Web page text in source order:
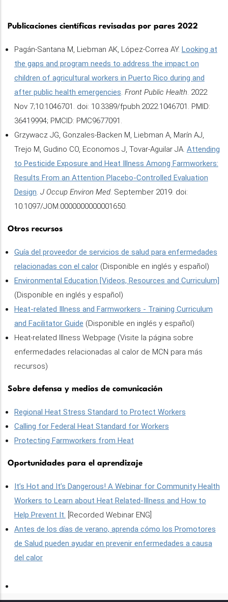
Publicaciones científicas revisadas por pares 2022
Pagán-Santana M, Liebman AK, López-Correa AY. Looking at
the gaps and program needs to address the impact on
children of agricultural workers in Puerto Rico during and
after public health emergencies. Front Public Health. 2022
Nov 7;10:1046701. doi: 10.3389/fpubh.2022.1046701. PMID:
36419994; PMCID: PMC9677091.
Grzywacz JG, Gonzales-Backen M, Liebman A, Marín AJ,
Trejo M, Gudino CO, Economos J, Tovar-Aguilar JA. Attending
to Pesticide Exposure and Heat Illness Among Farmworkers:
Results From an Attention Placebo-Controlled Evaluation
Design. J Occup Environ Med. September 2019. doi:
10.1097/JOM.0000000000001650.
Otros recursos
Guía del proveedor de servicios de salud para enfermedades
relacionadas con el calor(Disponible en inglés y español)
Environmental Education [Videos, Resources and Curriculum]
(Disponible en inglés y español)
Heat-related Illness and Farmworkers - Training Curriculum
and Facilitator Guide (Disponible en inglés y español)
Heat-related Illness Webpage (Visite la página sobre
enfermedades relacionadas al calor de MCN para más
recursos)
Sobre defensa y medios de comunicación
Regional Heat Stress Standard to Protect Workers
Calling for Federal Heat Standard for Workers
Protecting Farmworkers from Heat
Oportunidades para el aprendizaje
It’s Hot and It’s Dangerous! A Webinar for Community Health
Workers to Learn about Heat Related-Illness and How to
Help Prevent It. [Recorded Webinar ENG]
Antes de los días de verano, aprenda cómo los Promotores
de Salud pueden ayudar en prevenir enfermedades a causa
del calor